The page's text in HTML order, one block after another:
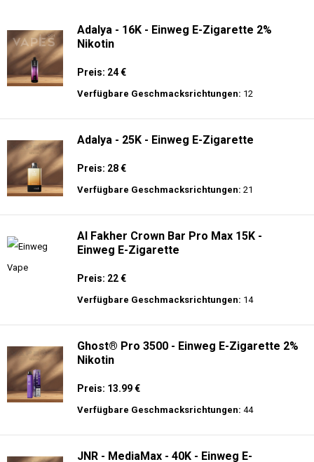
Adalya - 16K - Einweg E-Zigarette 2%
Nikotin
Preis: 24 €
Verfügbare Geschmacksrichtungen: 12
Adalya - 25K - Einweg E-Zigarette
Preis: 28 €
Verfügbare Geschmacksrichtungen: 21
Al Fakher Crown Bar Pro Max 15K -
Einweg E-Zigarette
Preis: 22 €
Verfügbare Geschmacksrichtungen: 14
Ghost® Pro 3500 - Einweg E-Zigarette 2%
Nikotin
Preis: 13.99 €
Verfügbare Geschmacksrichtungen: 44
JNR - MediaMax - 40K - Einweg E-